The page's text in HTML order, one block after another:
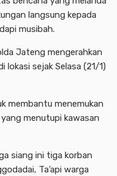
langsung kepada
musibah.
Jateng mengerahkan
sejak Selasa (21/1)
membantu menemukan
menutupi kawasan
siang ini tiga korban
Ta’api warga